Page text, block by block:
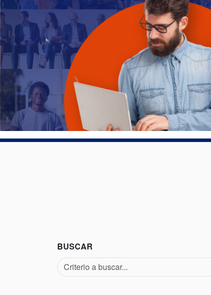
BUSCAR